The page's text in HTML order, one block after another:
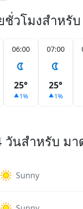
วโมงสำหรั
06:00
25°
1%
07:00
25°
1%
นสำหรับ มา
Sunny